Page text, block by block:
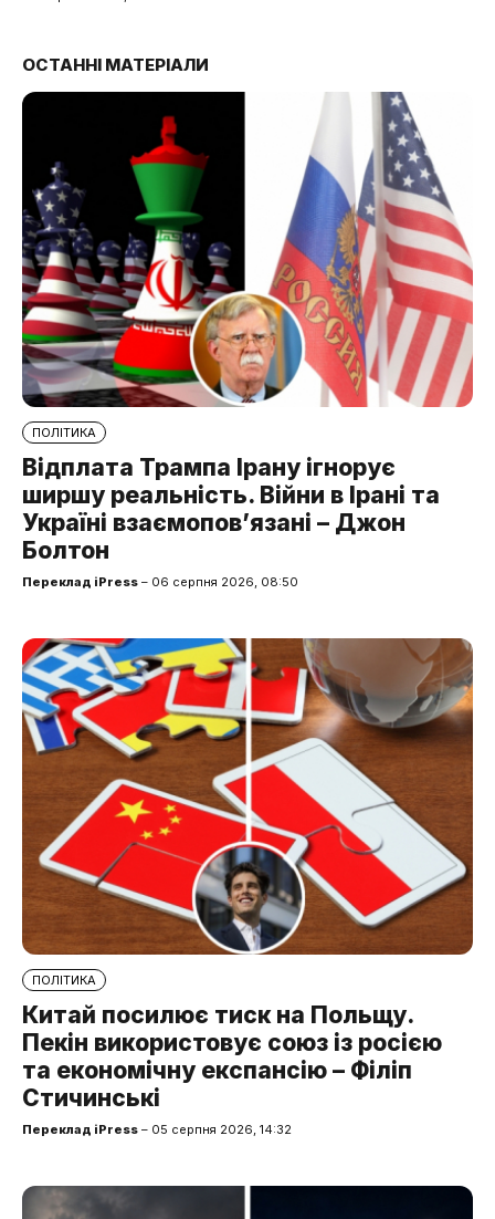
ОСТАННІ МАТЕРІАЛИ
ПОЛІТИКА
Відплата Трампа Ірану ігнорує
ширшу реальність. Війни в Ірані та
Україні взаємопов’язані – Джон
Болтон
Переклад iPress – 06 серпня 2026, 08:50
ПОЛІТИКА
Китай посилює тиск на Польщу.
Пекін використовує союз із росією
та економічну експансію – Філіп
Стичинські
Переклад iPress – 05 серпня 2026, 14:32